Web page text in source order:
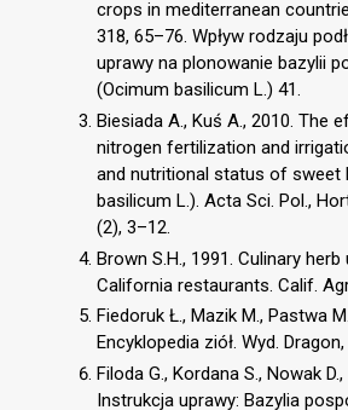
crops in mediterranean
318, 65–76. Wpływ rodzaju
uprawy na plonowanie bazylii
(Ocimum basilicum L.) 41.
Biesiada A., Kuś A., 2010. The
nitrogen fertilization and
and nutritional status of sweet
basilicum L.). Acta Sci. Pol.,
(2), 3–12.
Brown S.H., 1991. Culinary
California restaurants. Calif.
Fiedoruk Ł., Mazik M., Pastwa
Encyklopedia ziół. Wyd.
Filoda G., Kordana S., Nowak D.,
Instrukcja uprawy: Bazylia